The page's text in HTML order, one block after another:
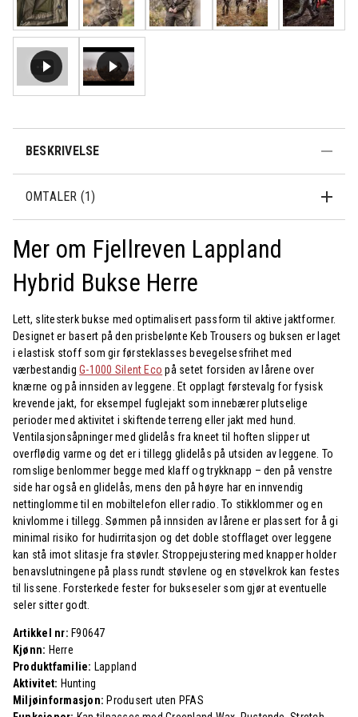
BESKRIVELSE
OMTALER (1)
Mer om Fjellreven Lappland
Hybrid Bukse Herre
Lett, slitesterk bukse med optimalisert passform til aktive jaktformer.
Designet er basert på den prisbelønte Keb Trousers og buksen er laget
i elastisk stoff som gir førsteklasses bevegelsesfrihet med
værbestandigG-1000 Silent Eco på setet forsiden av lårene over
knærne og på innsiden av leggene. Et opplagt førstevalg for fysisk
krevende jakt, for eksempel fuglejakt som innebærer plutselige
perioder med aktivitet i skiftende terreng eller jakt med hund.
Ventilasjonsåpninger med glidelås fra kneet til hoften slipper ut
overflødig varme og det er i tillegg glidelås på utsiden av leggene. To
romslige benlommer begge med klaff og trykknapp – den på venstre
side har også en glidelås, mens den på høyre har en innvendig
nettinglomme til en mobiltelefon eller radio. To stikklommer og en
knivlomme i tillegg. Sømmen på innsiden av lårene er plassert for å gi
minimal risiko for hudirritasjon og det doble stofflaget over leggene
kan stå imot slitasje fra støvler. Stroppejustering med knapper holder
benavslutningene på plass rundt støvlene og en støvelkrok kan festes
til lissene. Forsterkede fester for bukseseler som gjør at eventuelle
seler sitter godt.
Artikkel nr: F90647
Kjønn: Herre
Produktfamilie: Lappland
Aktivitet: Hunting
Miljøinformasjon: Produsert uten PFAS